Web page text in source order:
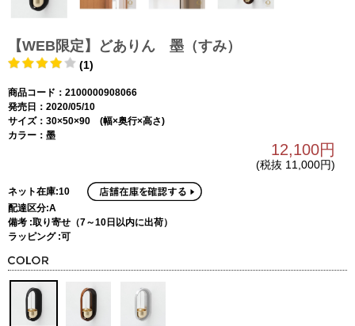
【WEB限定】どありん 墨（すみ）
(1)
商品コード：2100000908066
発売日：2020/05/10
サイズ：30×50×90 (幅×奥行×高さ)
カラー：墨
12,100円
(税抜 11,000円)
ネット在庫:10
配達区分:A
備考 :取り寄せ（7～10日以内に出荷）
ラッピング :可